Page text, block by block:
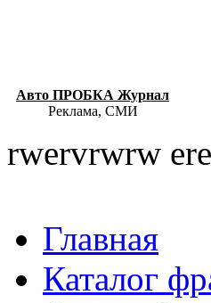
Авто ПРОБКА Журнал
Реклама, СМИ
rwervrwrw
Главная
Каталог